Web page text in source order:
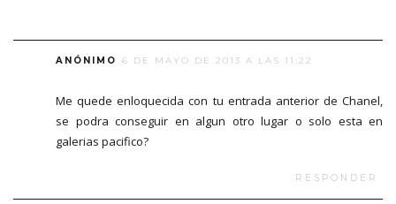
ANÓNIMO 6 DE MAYO DE 2013 A LAS 11:22
Me quede enloquecida con tu entrada anterior de Chanel,
se podra conseguir en algun otro lugar o solo esta en
galerias pacifico?
RESPONDER